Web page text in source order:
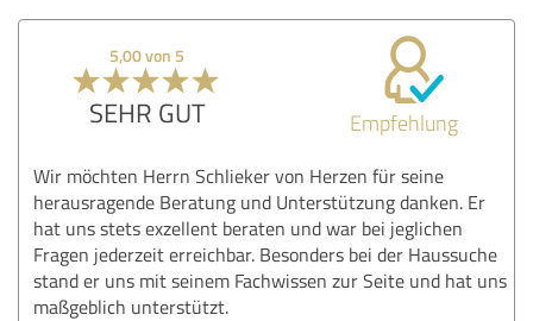
5,00 von 5
SEHR GUT Empfehlung
Wir möchten Herrn Schlieker von Herzen für seine
herausragende Beratung und Unterstützung danken. Er
hat uns stets exzellent beraten und war bei jeglichen
Fragen jederzeit erreichbar. Besonders bei der Haussuche
stand er uns mit seinem Fachwissen zur Seite und hat uns
maßgeblich unterstützt.